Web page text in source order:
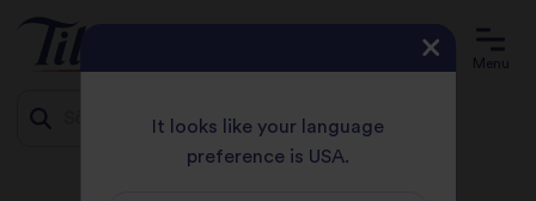
Menu
It looks like your language
preference is USA.